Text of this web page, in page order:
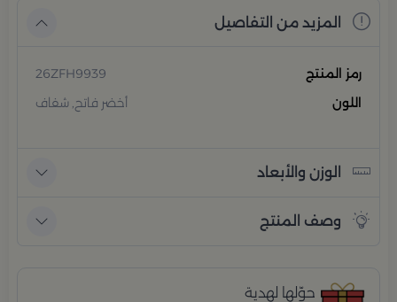
المزيد من التفاصيل
رمز المنتج
26ZFH9939
اللون
أخضر فاتح, شفاف
الوزن والأبعاد
وصف المنتج
حوّلها لهدية